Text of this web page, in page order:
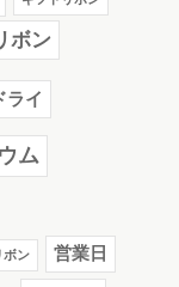
ボン
ライ
ム
ボン 営業日